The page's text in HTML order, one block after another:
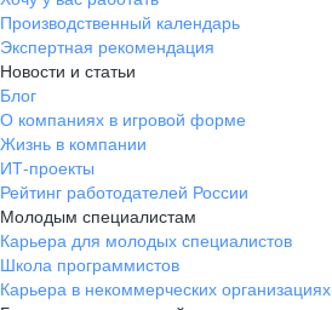
Производственный календарь
Экспертная рекомендация
Новости и статьи
Блог
О компаниях в игровой форме
Жизнь в компании
ИТ-проекты
Рейтинг работодателей России
Молодым специалистам
Карьера для молодых специалистов
Школа программистов
Карьера в некоммерческих организациях